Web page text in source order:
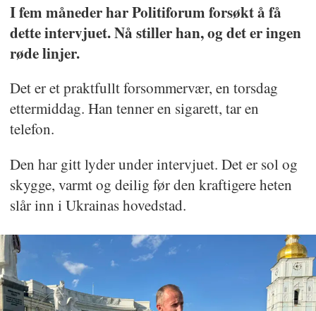
I fem måneder har Politiforum forsøkt å få
dette intervjuet. Nå stiller han, og det er ingen
røde linjer.
Det er et praktfullt forsommervær, en torsdag
ettermiddag. Han tenner en sigarett, tar en
telefon.
Den har gitt lyder under intervjuet. Det er sol og
skygge, varmt og deilig før den kraftigere heten
slår inn i Ukrainas hovedstad.